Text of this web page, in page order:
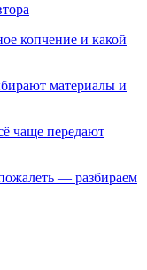
копчение и какой
материалы и
чаще передают
— разбираем